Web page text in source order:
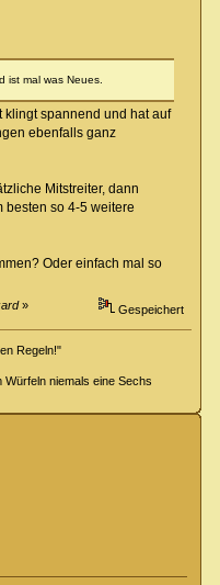
ist mal was Neues.
klingt spannend und hat auf
ebenfalls ganz
Mitstreiter, dann
besten so 4-5 weitere
Oder einfach mal so
» Gespeichert
Regeln!"
niemals eine Sechs